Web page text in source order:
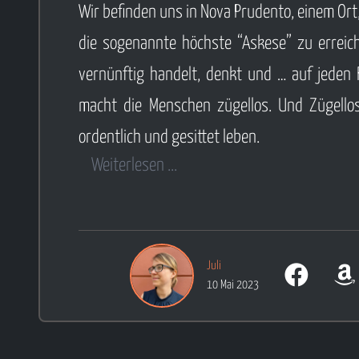
Wir befinden uns in Nova Prudento, einem
die sogenannte höchste “Askese” zu
vernünftig handelt, denkt und … auf
macht die Menschen zügellos. Und
ordentlich und gesittet leben.
Weiterlesen ...
Juli
10 Mai 2023